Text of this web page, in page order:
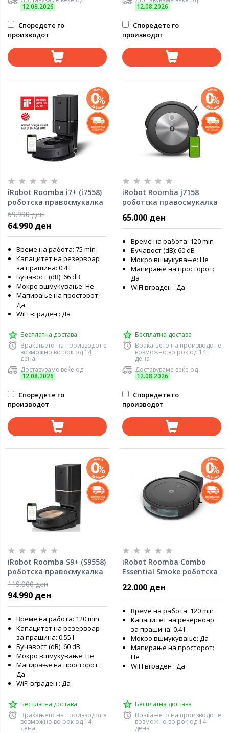
12.08.2026
Споредете го
производот
12.08.2026
Споредете го
производот
iRobot Roomba i7+ (i7558)
роботска правосмукалка
69.990 ден
64.990 ден
Време на работа: 75 min
Капацитет на резервоар
за прашина: 0.4 l
Бучавост (dB): 66 dB
Мокро вшмукување: Не
Мапирање на просторот:
Да
WiFI вграден : Да
Бесплатна достава
Враќањето на производот е
возможно во рок од 14
дена
Доставуваме веќе од
12.08.2026
Споредете го
производот
iRobot Roomba j7158
роботска правосмукалка
65.000 ден
Време на работа: 120 min
Бучавост (dB): 60 dB
Мокро вшмукување: Не
Мапирање на просторот:
Да
WiFI вграден : Да
Бесплатна достава
Враќањето на производот е
возможно во рок од 14
дена
Доставуваме веќе од
12.08.2026
Споредете го
производот
iRobot Roomba S9+ (S9558)
роботска правосмукалка
119.000 ден
94.990 ден
Време на работа: 120 min
Капацитет на резервоар
за прашина: 0.55 l
Бучавост (dB): 60 dB
Мокро вшмукување: Не
Мапирање на просторот:
Да
WiFI вграден : Да
Бесплатна достава
Враќањето на производот е
возможно во рок од 14
дена
iRobot Roomba Combo
Essential Smoke роботска
22.000 ден
Време на работа: 120 min
Капацитет на резервоар
за прашина: 0.4 l
Мокро вшмукување: Да
Мапирање на просторот:
Не
WiFI вграден : Да
Бесплатна достава
Враќањето на производот е
возможно во рок од 14
дена